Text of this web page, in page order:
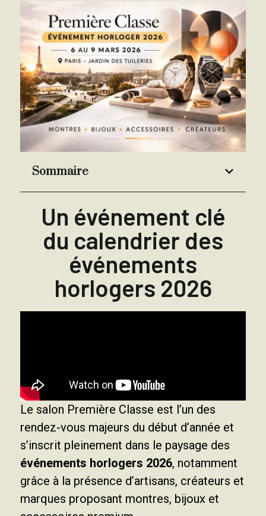
Sommaire
Un événement clé
du calendrier des
événements
horlogers 2026
Le salon Première Classe est l’un des
rendez-vous majeurs du début d’année et
s’inscrit pleinement dans le paysage des
événements horlogers 2026, notamment
grâce à la présence d’artisans, créateurs et
marques proposant montres, bijoux et